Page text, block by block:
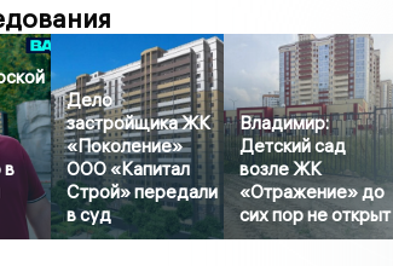
в
Дело
застройщика ЖК
«Поколение»
ООО «Капитал
Строй» передали
в суд
Владимир:
Детский сад
возле ЖК
«Отражение» до
сих пор не открыт